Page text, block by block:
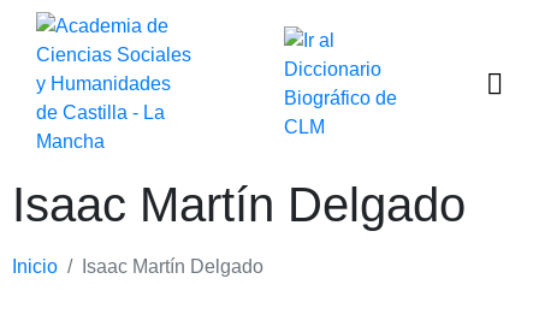
Isaac Martín Delgado
Inicio Isaac Martín Delgado